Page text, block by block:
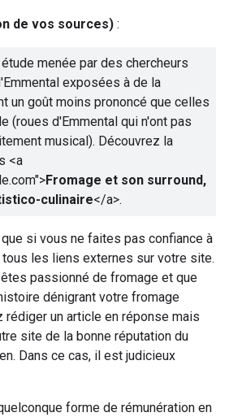
de vos sources) :
menée par des chercheurs
exposées à de la
un goût moins prononcé que celles
(roues d'Emmental qui n'ont pas
musical). Découvrez la
<a
Fromage et son surround,
culinaire</a>.
que si vous ne faites pas confiance à
tous les liens externes sur votre site.
passionné de fromage et que
dénigrant votre fromage
rédiger un article en réponse mais
site de la bonne réputation du
Dans ce cas, il est judicieux
forme de rémunération en